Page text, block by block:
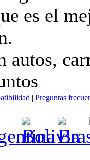
es el
autos,
| Preguntas